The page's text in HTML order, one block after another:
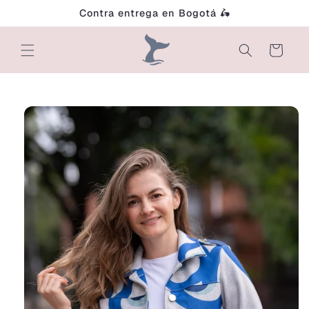
directamente
al contenido
Contra entrega en Bogotá 🛵
Carrito
Ir
información
del producto